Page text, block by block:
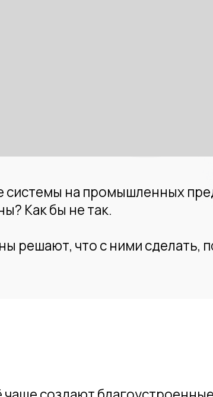
не так.
что с ними сделать, по-разному.
рельефы. Подобные проекты
ранее считавшимся «природными